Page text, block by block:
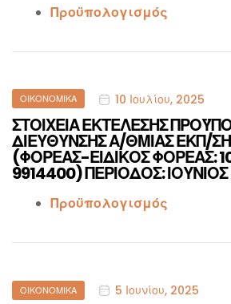
Προϋπολογισμός
Categories
ΟΙΚΟΝΟΜΙΚΆ 10 Ιουλίου, 2025
ΣΤΟΙΧΕΙΑ ΕΚΤΕΛΕΣΗΣ
ΔΙΕΥΘΥΝΣΗΣ Α/ΘΜΙΑΣ ΕΚΠ/
(ΦΟΡΕΑΣ-ΕΙΔΙΚΟΣ ΦΟΡΕΑΣ:
9914400) ΠΕΡΙΟΔΟΣ:
Προϋπολογισμός
Categories
ΟΙΚΟΝΟΜΙΚΆ 5 Ιουνίου, 2025